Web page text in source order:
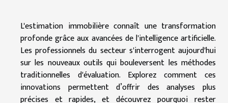
L'estimation immobilière connaît une transformation
profonde grâce aux avancées de l'intelligence artificielle.
Les professionnels du secteur s'interrogent aujourd'hui
sur les nouveaux outils qui bouleversent les méthodes
traditionnelles d'évaluation. Explorez comment ces
innovations permettent d’offrir des analyses plus
précises et rapides, et découvrez pourquoi rester